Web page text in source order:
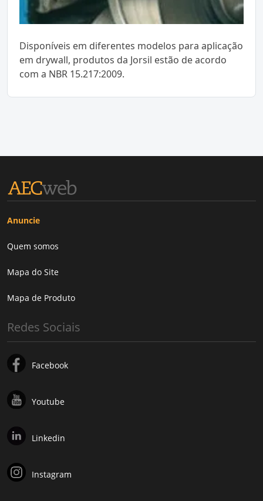
Disponíveis em diferentes modelos para aplicação
em drywall, produtos da Jorsil estão de acordo
com a NBR 15.217:2009.
Anuncie
Quem somos
Mapa do Site
Mapa de Produto
Redes Sociais
Facebook
Youtube
Linkedin
Instagram